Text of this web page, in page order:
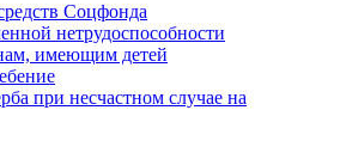
Соцфонда
нетрудоспособности
имеющим детей
при несчастном случае на